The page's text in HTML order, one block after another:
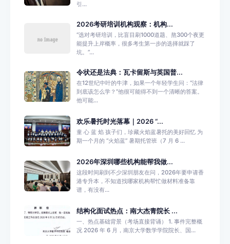
引...
2026考研培训机构观察：机构...
“选对考研培训，比盲目刷1000道题、熬300个夜更
能提升上岸概率，很多考生第一步的选择就踩了
坑。”...
令状还是法典：瓦卡留斯与英国普...
在12世纪中叶的牛津，如果一个年轻学生问：“法律
到底该怎么学？”他很可能得不到一个清晰的答案。
他可能...
欢乐暑托时光落幕｜2026 “...
童 心 蓝 焰 孩子们，珍藏火焰蓝暑托的美好回忆 为
期一个月的 “火焰蓝” 暑期托管班（7 月 6 ...
2026年深圳哪些机构能帮我做...
这段时间刷到不少深圳朋友在问，2026年要申请香
港专升本，不知道找哪家机构帮忙做材料准备靠
谱，有没有...
结构化面试热点：南大杰青院长 ...
一、热点基础背景（考场直接背诵） 1. 事件完整概
况 2026 年 6 月，南京大学数学学院院长、国...